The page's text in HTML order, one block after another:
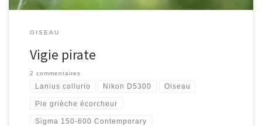
OISEAU
Vigie pirate
2 commentaires
Lanius collurio Nikon D5300 Oiseau
Pie grièche écorcheur
Sigma 150-600 Contemporary